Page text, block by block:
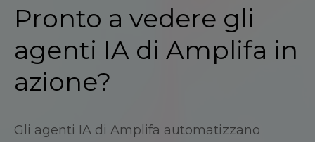
Pronto a vedere gli
agenti IA di Amplifa in
azione?
Gli agenti IA di Amplifa automatizzano